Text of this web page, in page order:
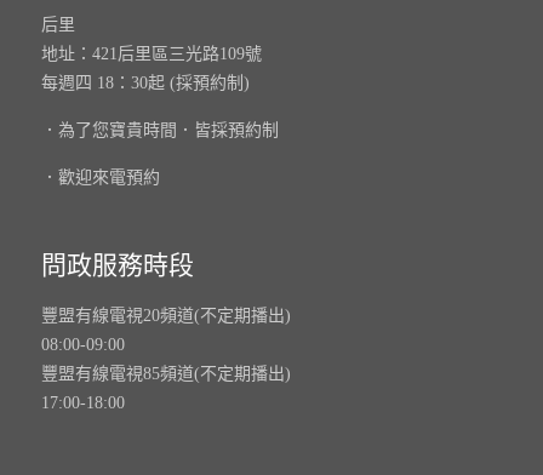
后里
地址：421后里區三光路109號
每週四 18：30起 (採預約制)
．為了您寶貴時間．皆採預約制
．歡迎來電預約
問政服務時段
豐盟有線電視20頻道(不定期播出)
08:00-09:00
豐盟有線電視85頻道(不定期播出)
17:00-18:00